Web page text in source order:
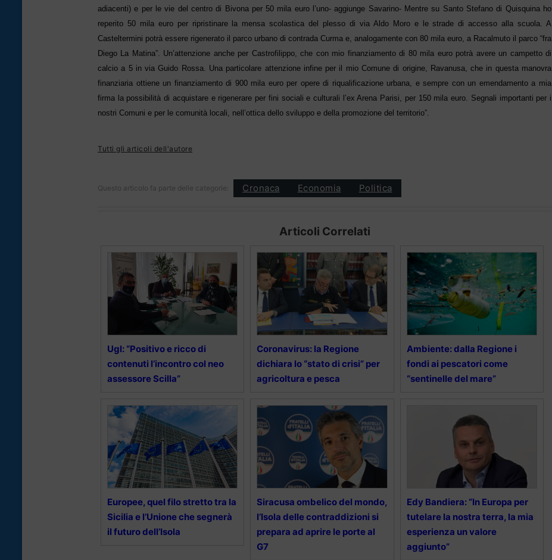
adiacenti) e per le vie del centro di Bivona per 50 mila euro l’uno- aggiunge Savarino- Mentre su Santo Stefano di Quisquina ho
reperito 50 mila euro per ripristinare la mensa scolastica del plesso di via Aldo Moro e le strade di accesso alla scuola. A
Casteltermini potrà essere rigenerato il parco urbano di contrada Curma e, analogamente con 80 mila euro, a Racalmuto il parco “fra
Diego La Matina”. Un’attenzione anche per Castrofilippo, che con mio finanziamento di 80 mila euro potrà avere un campetto di
calcio a 5 in via Guido Rossa. Una particolare attenzione infine per il mio Comune di origine, Ravanusa, che in questa manovra
finanziaria ottiene un finanziamento di 900 mila euro per opere di riqualificazione urbana, e sempre con un emendamento a mia
firma la possibilità di acquistare e rigenerare per fini sociali e culturali l’ex Arena Parisi, per 150 mila euro. Segnali importanti per i
nostri Comuni e per le comunità locali, nell’ottica dello sviluppo e della promozione del territorio”.
Tutti gli articoli dell'autore
Questo articolo fa parte delle categorie: Cronaca Economia Politica
Articoli Correlati
Ugl: “Positivo e ricco di
contenuti l’incontro col neo
assessore Scilla”
Coronavirus: la Regione
dichiara lo “stato di crisi” per
agricoltura e pesca
Ambiente: dalla Regione i
fondi ai pescatori come
“sentinelle del mare”
Europee, quel filo stretto tra la
Sicilia e l’Unione che segnerà
il futuro dell’Isola
Siracusa ombelico del mondo,
l’Isola delle contraddizioni si
prepara ad aprire le porte al
G7
Edy Bandiera: “In Europa per
tutelare la nostra terra, la mia
esperienza un valore
aggiunto”